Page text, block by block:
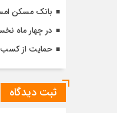
بانک مسکن
در چهار ماه نخست ۱۴۰۵ رقم خورد؛ پرداخت بیش از ۸ همت وام ازدواج به زوج‌های جوان
حمایت از
ثبت دیدگاه